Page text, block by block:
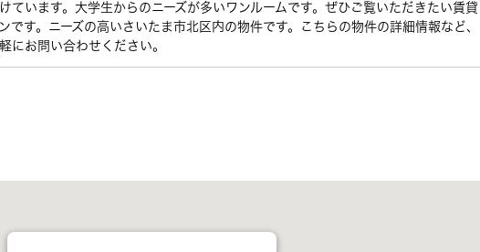
ています。大学生からのニーズが多いワンルームです。ぜひご覧いただきたい賃貸
です。ニーズの高いさいたま市北区内の物件です。こちらの物件の詳細情報など、
にお問い合わせください。